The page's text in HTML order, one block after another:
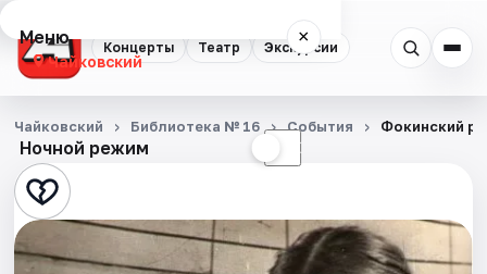
Концерты Театр Экскурсии
Меню ×
Чайковский
Концерты
Театр
Экскурсии
События
Ночной режим ☾
Чайковский Библиотека № 16 События Фокинский